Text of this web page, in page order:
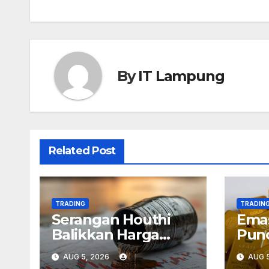
ByIT Lampung
Related Post
TRADING
Serangan Houthi
Balikkan Harga
Minyak
AUG 5, 2026 AUG